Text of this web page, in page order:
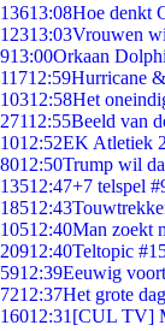
13613:08Hoe denkt
12313:03Vrouwen
913:00Orkaan
11712:59Hurricane
10312:58Het
27112:55Beeld van
1012:52EK Atletiek
8012:50Trump wil
13512:47+7 telspel
18512:43
10512:40Man zoekt
20912:40Teltopic
5912:39Eeuwig
7212:37Het grote
16012:31 [CUL TV]